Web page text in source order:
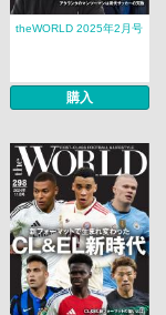
theWORLD 2025年2月号
購入